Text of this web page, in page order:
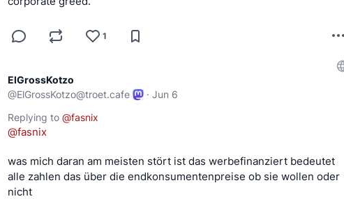
1
ElGrossKotzo
@ElGrossKotzo@troet.cafe · Jun 6
Replying to @fasnix
@fasnix
was mich daran am meisten stört ist das werbefinanziert bedeutet
alle zahlen das über die endkonsumentenpreise ob sie wollen oder
nicht